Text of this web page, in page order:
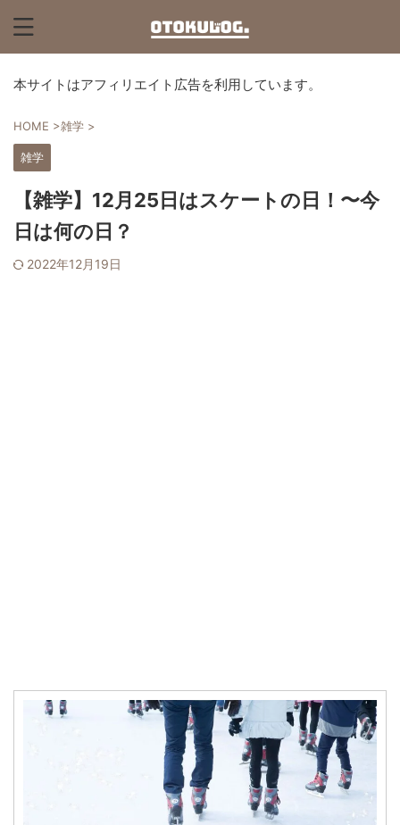
本サイトはアフィリエイト広告を利用しています。
HOME >雑学 >
雑学
【雑学】12月25日はスケートの日！〜今
日は何の日？
2022年12月19日